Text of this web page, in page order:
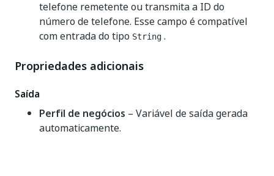
telefone remetente ou transmita a ID do
número de telefone. Esse campo é compatível
com entrada do tipo String .
Propriedades adicionais
Saída
Perfil de negócios – Variável de saída gerada
automaticamente.